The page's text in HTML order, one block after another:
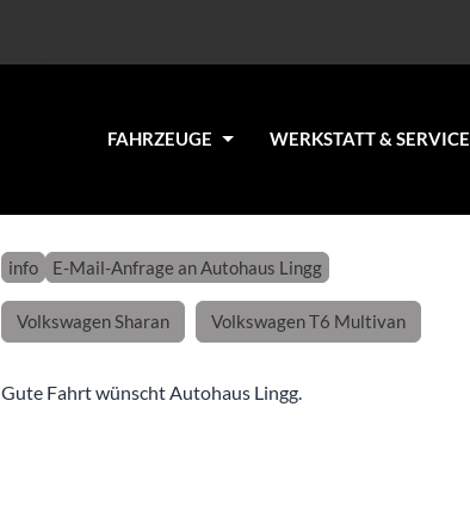
FAHRZEUGE WERKSTATT & SERVICE
info E-Mail-Anfrage an Autohaus Lingg
Volkswagen Sharan Volkswagen T6 Multivan
Gute Fahrt wünscht Autohaus Lingg.